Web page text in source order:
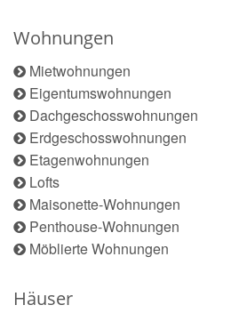
Wohnungen
Mietwohnungen
Eigentumswohnungen
Dachgeschosswohnungen
Erdgeschosswohnungen
Etagenwohnungen
Lofts
Maisonette-Wohnungen
Penthouse-Wohnungen
Möblierte Wohnungen
Häuser